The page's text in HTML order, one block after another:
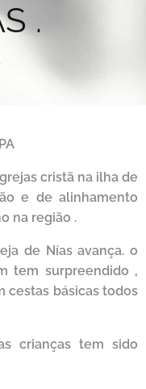
.
cristã na ilha de
e de alinhamento
na região .
de Nías avança. o
tem surpreendido ,
cestas básicas todos
crianças tem sido